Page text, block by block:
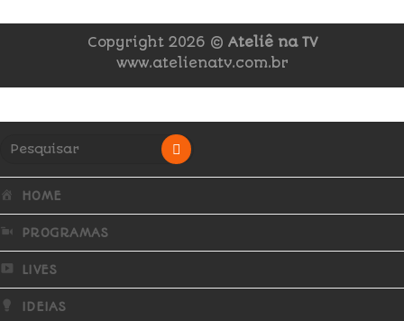
Copyright 2026 © Ateliê na TV
www.atelienatv.com.br
HOME
PROGRAMAS
LIVES
IDEIAS